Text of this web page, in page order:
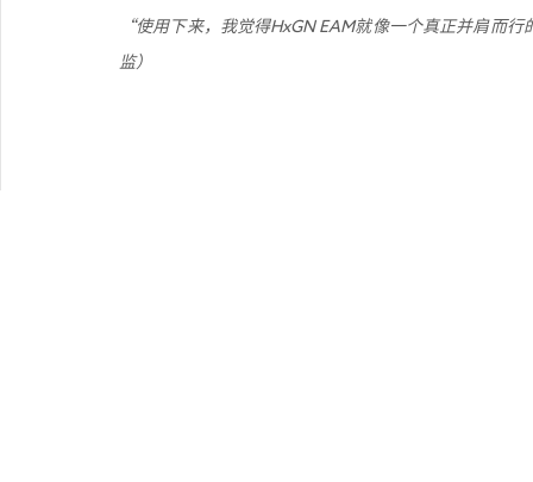
“使用下来，我觉得HxGN EAM就像一个真正并肩而
监）